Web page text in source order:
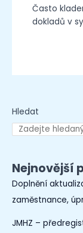
Často
dokladů v
Hledat
Nejnovější
Doplnění
zaměstnance,
JMHZ –